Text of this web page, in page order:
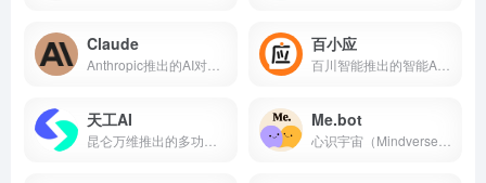
Claude
Anthropic推出的AI对话助手
百小应
百川智能推出的智能AI助手
天工AI
昆仑万维推出的多功能AI助手
Me.bot
心识宇宙（Mindverse）推出的个性化AI助手